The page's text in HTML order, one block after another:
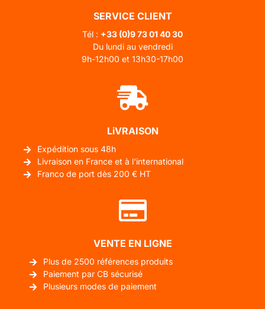
SERVICE CLIENT
Tél : +33 (0)9 73 01 40 30
Du lundi au vendredi
9h-12h00 et 13h30-17h00
LiVRAISON
Expédition sous 48h
Livraison en France et à l'international
Franco de port dès 200 € HT
VENTE EN LIGNE
Plus de 2500 références produits
Paiement par CB sécurisé
Plusieurs modes de paiement